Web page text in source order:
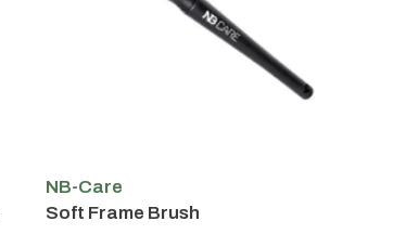
NB-Care
Soft Frame Brush